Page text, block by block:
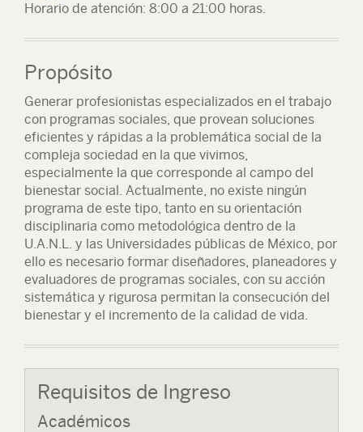
Horario de atención: 8:00 a 21:00 horas.
Propósito
Generar profesionistas especializados en el trabajo
con programas sociales, que provean soluciones
eficientes y rápidas a la problemática social de la
compleja sociedad en la que vivimos,
especialmente la que corresponde al campo del
bienestar social. Actualmente, no existe ningún
programa de este tipo, tanto en su orientación
disciplinaria como metodológica dentro de la
U.A.N.L. y las Universidades públicas de México, por
ello es necesario formar diseñadores, planeadores y
evaluadores de programas sociales, con su acción
sistemática y rigurosa permitan la consecución del
bienestar y el incremento de la calidad de vida.
Requisitos de Ingreso
Académicos